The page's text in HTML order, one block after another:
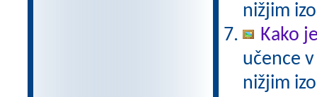
nižjim
Kako
učence
nižjim